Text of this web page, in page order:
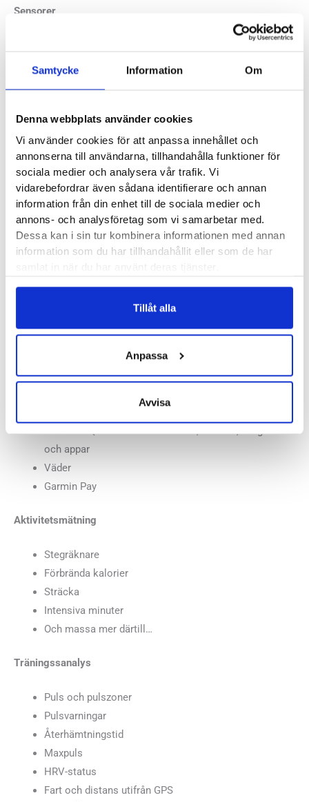
Samtycke Information Om
Denna webbplats använder cookies
Vi använder cookies för att anpassa innehållet och
annonserna till användarna, tillhandahålla funktioner för
sociala medier och analysera vår trafik. Vi
vidarebefordrar även sådana identifierare och annan
information från din enhet till de sociala medier och
annons- och analysföretag som vi samarbetar med.
Dessa kan i sin tur kombinera informationen med annan
information som du har tillhandahållit eller som de har
Tillåt alla
Anpassa
Avvisa
Sensorer
Glonass
Positionering med flera frekvenser
Accelerometer
Barometrisk höjdmätare
Kompass
Gyroskop
Termometer
Syremättnadsacklimatisering
Musiklagring – upp till 2000 låtar
Smartaviseringar
Musikkontroll
Connect IQ – hämta hem urtavlor, datafält, widgets
och appar
Väder
Garmin Pay
Aktivitetsmätning
Stegräknare
Förbrända kalorier
Sträcka
Intensiva minuter
Och massa mer därtill…
Träningssanalys
Puls och pulszoner
Pulsvarningar
Återhämtningstid
Maxpuls
HRV-status
Fart och distans utifrån GPS